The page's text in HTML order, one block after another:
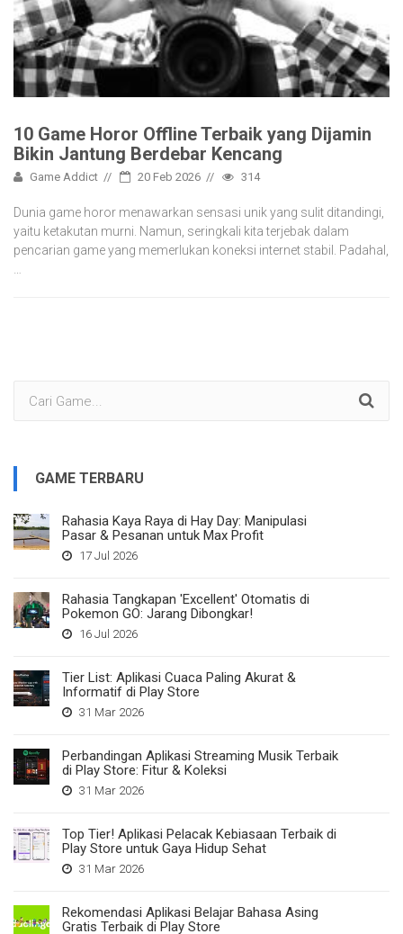
10 Game Horor Offline Terbaik yang Dijamin
Bikin Jantung Berdebar Kencang
Game Addict 20 Feb 2026 314
Dunia game horor menawarkan sensasi unik yang sulit ditandingi,
yaitu ketakutan murni. Namun, seringkali kita terjebak dalam
pencarian game yang memerlukan koneksi internet stabil. Padahal,
GAME TERBARU
Rahasia Kaya Raya di Hay Day: Manipulasi
Pasar & Pesanan untuk Max Profit
17 Jul 2026
Rahasia Tangkapan 'Excellent' Otomatis di
Pokemon GO: Jarang Dibongkar!
16 Jul 2026
Tier List: Aplikasi Cuaca Paling Akurat &
Informatif di Play Store
31 Mar 2026
Perbandingan Aplikasi Streaming Musik Terbaik
di Play Store: Fitur & Koleksi
31 Mar 2026
Top Tier! Aplikasi Pelacak Kebiasaan Terbaik di
Play Store untuk Gaya Hidup Sehat
31 Mar 2026
Rekomendasi Aplikasi Belajar Bahasa Asing
Gratis Terbaik di Play Store